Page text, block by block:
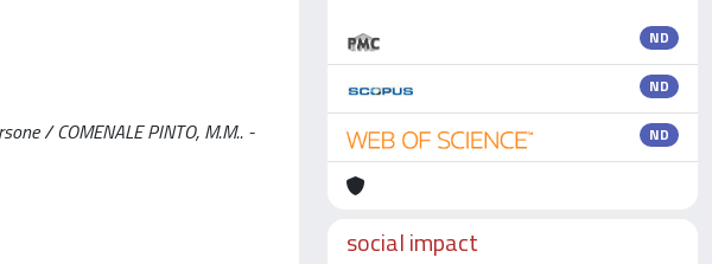
/ COMENALE PINTO, M.M.. -
ND
ND
ND
social impact